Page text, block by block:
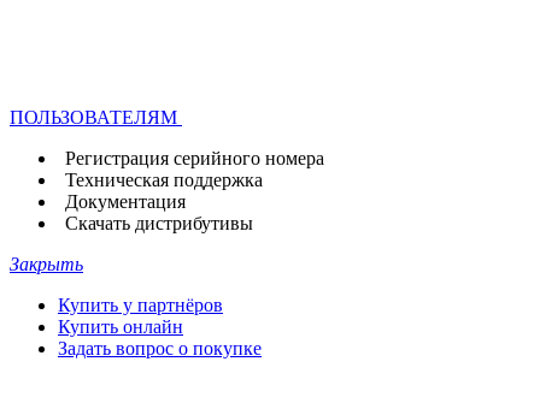
ПОЛЬЗОВАТЕЛЯМ
Регистрация серийного номера
Техническая поддержка
Документация
Скачать дистрибутивы
Закрыть
Купить у партнёров
Купить онлайн
Задать вопрос о покупке